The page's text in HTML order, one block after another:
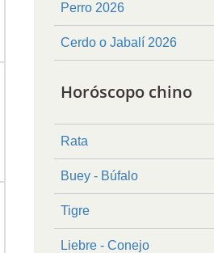
Perro 2026
Cerdo o Jabalí 2026
Horóscopo chino
Rata
Buey - Búfalo
Tigre
Liebre - Conejo